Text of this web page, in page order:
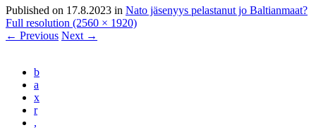
Published on 17.8.2023 in Nato jäsenyys pelastanut jo Baltianmaat?
Full resolution (2560 × 1920)
← Previous Next →
b
a
x
r
,